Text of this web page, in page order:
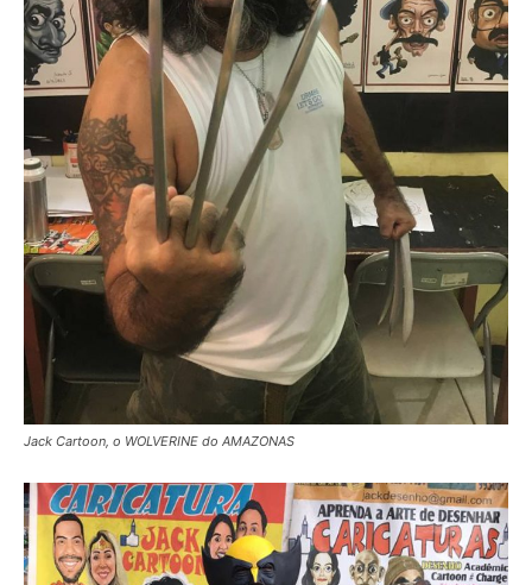
Jack Cartoon, o WOLVERINE do AMAZONAS